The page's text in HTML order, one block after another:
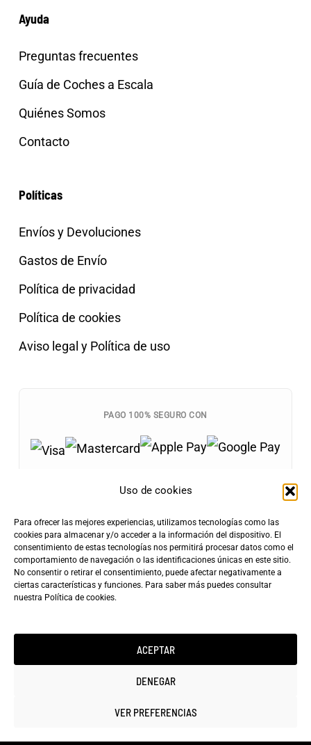
Uso de cookies
Para ofrecer las mejores experiencias, utilizamos tecnologías como las
cookies para almacenar y/o acceder a la información del dispositivo. El
consentimiento de estas tecnologías nos permitirá procesar datos como el
comportamiento de navegación o las identificaciones únicas en este sitio.
No consentir o retirar el consentimiento, puede afectar negativamente a
ciertas características y funciones. Para saber más puedes consultar
nuestra Política de cookies.
ACEPTAR
DENEGAR
VER PREFERENCIAS
Ayuda
Preguntas frecuentes
Guía de Coches a Escala
Quiénes Somos
Contacto
Políticas
Envíos y Devoluciones
Gastos de Envío
Política de privacidad
Política de cookies
Aviso legal y Política de uso
PAGO 100% SEGURO CON
Tarifa de Envío
4,90€
Entrega Rápida
24-72h
Envíos Gratis
+100€
Copyright ©2025 minicarfilms.com